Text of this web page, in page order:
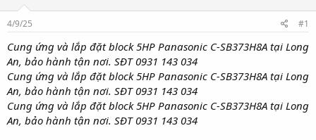
s
t
a
t
e
r
4/9/25 #1
Cung ứng và lắp đặt block 5HP Panasonic C-SB373H8A tại Long
An, bảo hành tận nơi. SĐT 0931 143 034
Cung ứng và lắp đặt block 5HP Panasonic C-SB373H8A tại Long
An, bảo hành tận nơi. SĐT 0931 143 034
Cung ứng và lắp đặt block 5HP Panasonic C-SB373H8A tại Long
An, bảo hành tận nơi. SĐT 0931 143 034